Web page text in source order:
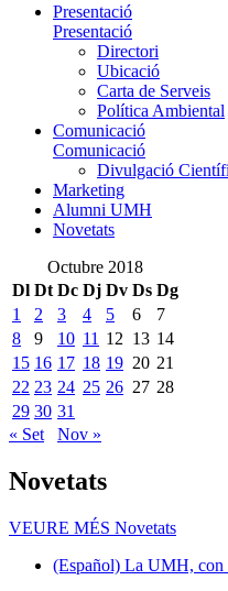
Presentació
Presentació
Directori
Ubicació
Carta de Serveis
Política Ambiental
Comunicació
Comunicació
Divulgació
Marketing
Alumni UMH
Novetats
Octubre 2018
Dl Dt Dc Dj Dv Ds Dg
1
2 3 4 5 6
7
8
9 10 11 12 13 14
15 16 17 18 19 20 21
22 23 24 25 26 27 28
29 30 31
« Set
Nov »
Novetats
VEURE MÉS Novetats
(Español) La UMH, con